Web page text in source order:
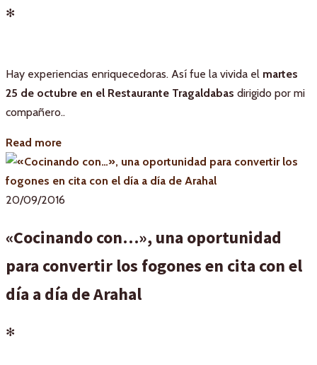
✻
Hay experiencias enriquecedoras. Así fue la vivida el martes
25 de octubre en el Restaurante Tragaldabas dirigido por mi
compañero..
Read more
20/09/2016
«Cocinando con…», una oportunidad
para convertir los fogones en cita con el
día a día de Arahal
✻